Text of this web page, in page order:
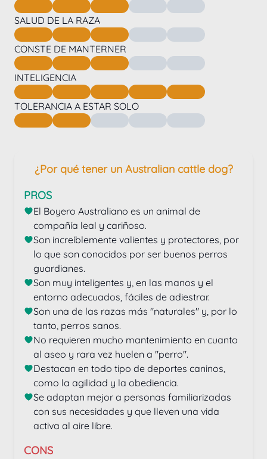
SALUD DE LA RAZA
CONSTE DE MANTERNER
INTELIGENCIA
TOLERANCIA A ESTAR SOLO
¿Por qué tener un Australian cattle dog?
PROS
El Boyero Australiano es un animal de
compañía leal y cariñoso.
Son increíblemente valientes y protectores, por
lo que son conocidos por ser buenos perros
guardianes.
Son muy inteligentes y, en las manos y el
entorno adecuados, fáciles de adiestrar.
Son una de las razas más "naturales" y, por lo
tanto, perros sanos.
No requieren mucho mantenimiento en cuanto
al aseo y rara vez huelen a "perro".
Destacan en todo tipo de deportes caninos,
como la agilidad y la obediencia.
Se adaptan mejor a personas familiarizadas
con sus necesidades y que lleven una vida
activa al aire libre.
CONS